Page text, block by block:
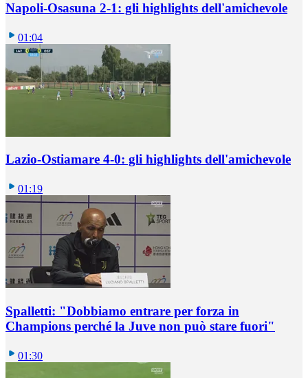
Napoli-Osasuna 2-1: gli highlights dell'amichevole
01:04
Lazio-Ostiamare 4-0: gli highlights dell'amichevole
01:19
Spalletti: "Dobbiamo entrare per forza in
Champions perché la Juve non può stare fuori"
01:30